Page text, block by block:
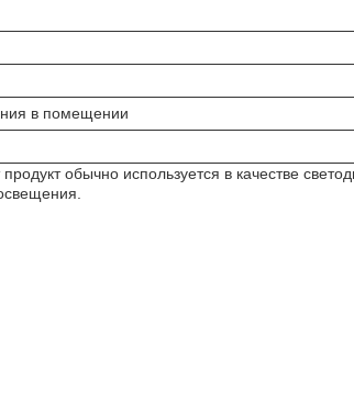
в помещении
обычно используется в качестве